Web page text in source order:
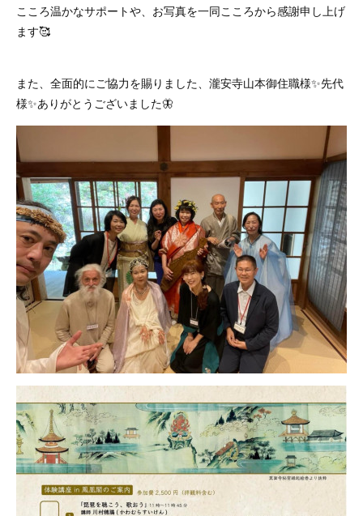
こころ温かなサポートや、お写真を一同こころから感謝申し上げ
ます🥰
また、全面的にご協力を賜りました、瀧安寺山本御住職様✨先代
様✨ありがとうございました🦋